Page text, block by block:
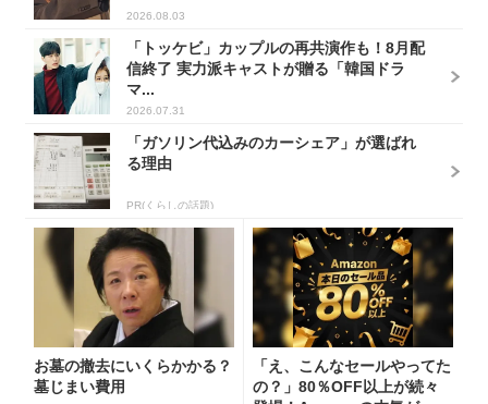
2026.08.03
「トッケビ」カップルの再共演作も！8月配
信終了 実力派キャストが贈る「韓国ドラ
マ...
2026.07.31
「ガソリン代込みのカーシェア」が選ばれ
る理由
PR(くらしの話題)
お墓の撤去にいくらかかる？
墓じまい費用
「え、こんなセールやってた
の？」80％OFF以上が続々